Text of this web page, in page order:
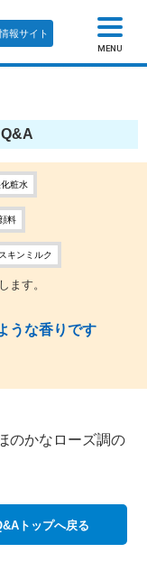
報サイト
MENU
粧水
料
キンミルク
ます。
うな香りです
のかなローズ調の
トップへ戻る